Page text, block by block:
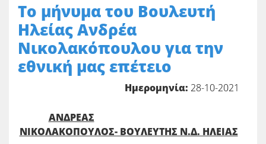
Το μήνυμα του Βουλευτή
Ηλείας Ανδρέα
Νικολακόπουλου για την
εθνική μας επέτειο
Ημερομηνία: 28-10-2021
ΑΝΔΡΕΑΣ
ΝΙΚΟΛΑΚΟΠΟΥΛΟΣ- ΒΟΥΛΕΥΤΗΣ Ν.Δ. ΗΛΕΙΑΣ